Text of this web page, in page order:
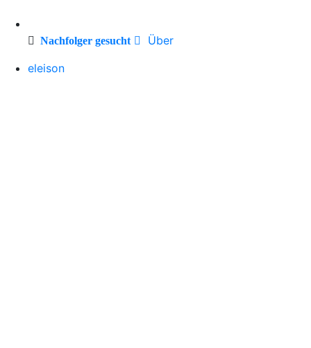
Nachfolger gesucht
Über
eleison